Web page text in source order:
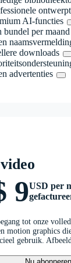
AI-functies
bundel per maand
downloads
advertenties
9USD per
tot onze
motion graphics
gebruik.